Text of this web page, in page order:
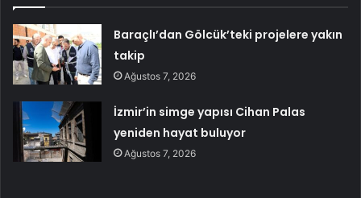
Baraçlı’dan Gölcük’teki projelere yakın
takip
Ağustos 7, 2026
İzmir’in simge yapısı Cihan Palas
yeniden hayat buluyor
Ağustos 7, 2026